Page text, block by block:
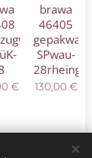
€
brawa
46405
SPwau-
130,00€